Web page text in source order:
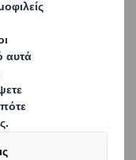
ολόκληρη την
Με αυτές τις
τη μέγιστη
και στη
προϊόντα